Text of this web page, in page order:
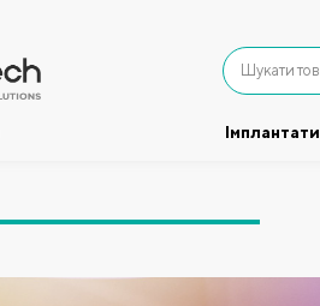
Імплантати